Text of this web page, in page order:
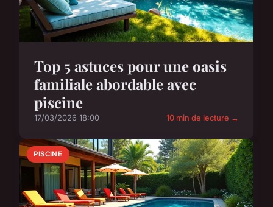
Top 5 astuces pour une oasis
familiale abordable avec
piscine
17/03/2026 18:00 10 min de lecture →
PISCINE